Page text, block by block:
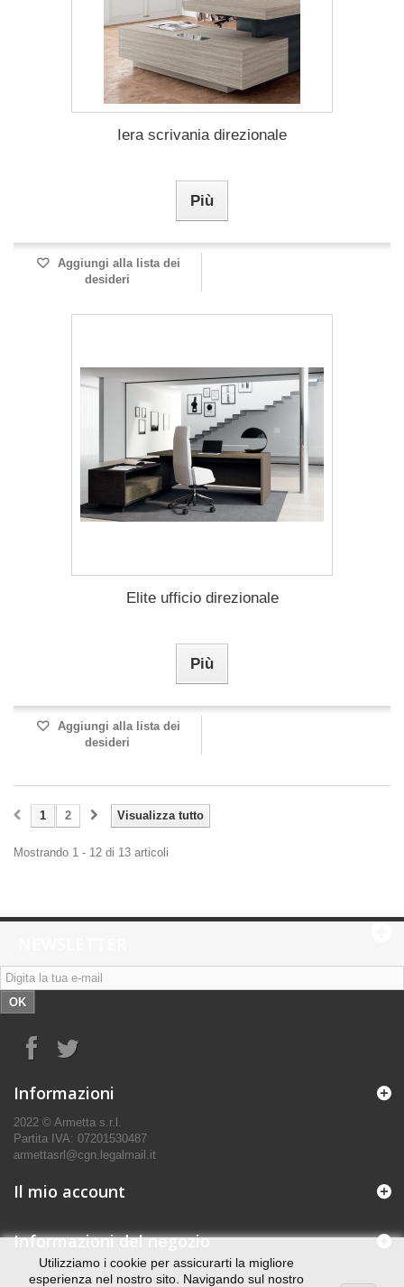
Iera scrivania direzionale
Più
Aggiungi alla lista dei
desideri
Elite ufficio direzionale
Più
Aggiungi alla lista dei
desideri
Visualizza tutto
1 2
Mostrando 1 - 12 di 13 articoli
OK
Informazioni
2022 © Armetta s.r.l.
Partita IVA: 07201530487
armettasrl@cgn.legalmail.it
Il mio account
Informazioni del negozio
Utilizziamo i cookie per assicurarti la migliore
esperienza nel nostro sito. Navigando sul nostro